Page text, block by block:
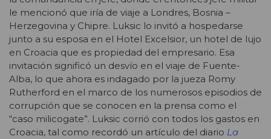
le mencionó que iría de viaje a Londres, Bosnia –
Herzegovina y Chipre. Luksic lo invitó a hospedarse
junto a su esposa en el Hotel Excelsior, un hotel de lujo
en Croacia que es propiedad del empresario. Esa
invitación significó un desvío en el viaje de Fuente-
Alba, lo que ahora es indagado por la jueza Romy
Rutherford en el marco de los numerosos episodios de
corrupción que se conocen en la prensa como el
“caso milicogate”. Luksic corrió con todos los gastos en
Croacia, tal como recordó un artículo del diario La